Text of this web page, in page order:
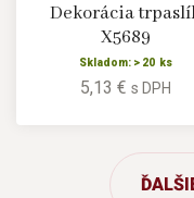
Dekorácia
X5689
Skladom: > 20 ks
5,13 € s DPH